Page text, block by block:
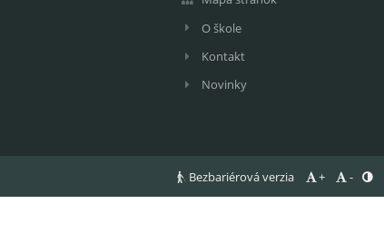
O škole
Kontakt
Novinky
Bezbariérová verzia + -